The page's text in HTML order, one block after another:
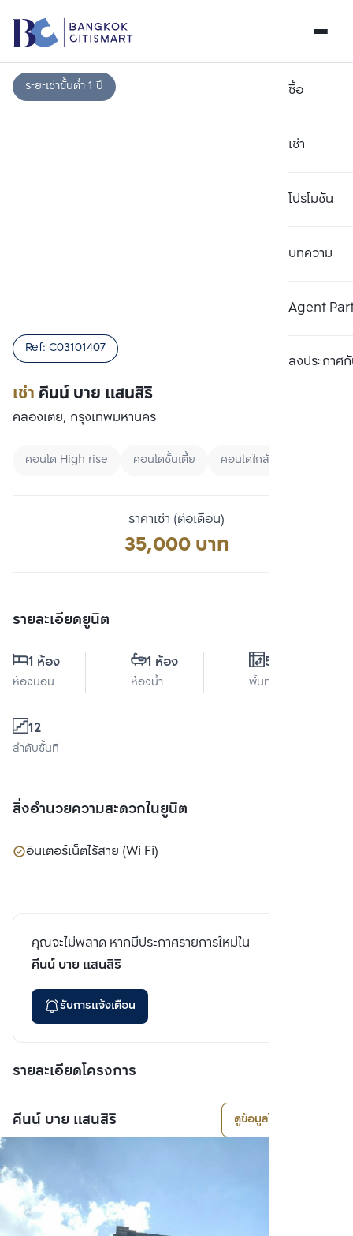
ซื้อ
เช่า
โปรโมชัน
บทความ
Agent
ลงประกาศกั
ระยะเช่าขั้นต่ำ 1 ปี
เช่า คีนน์ บาย แสนสิริ
Ref: C03101407
คลองเตย, กรุงเทพมหานคร
คอนโด High rise คอนโดชั้นเตี้ย คอนโดใกล้ MRT
ราคาเช่า (ต่อเดือน)
35,000 บาท
รายละเอียดยูนิต
1 ห้อง
ห้องนอน
1 ห้อง
ห้องน้ำ
54 ตร.ม.
พื้นที่ใช้สอย
12
ลำดับชั้นที่
สิ่งอำนวยความสะดวกในยูนิต
อินเตอร์เน็ตไร้สาย (Wi Fi)
คุณจะไม่พลาด หากมีประกาศรายการใหม่ใน
คีนน์ บาย แสนสิริ
รับการแจ้งเตือน
รายละเอียดโครงการ
คีนน์ บาย แสนสิริ ดูข้อมูลโครงการ
เปรียบเทียบ